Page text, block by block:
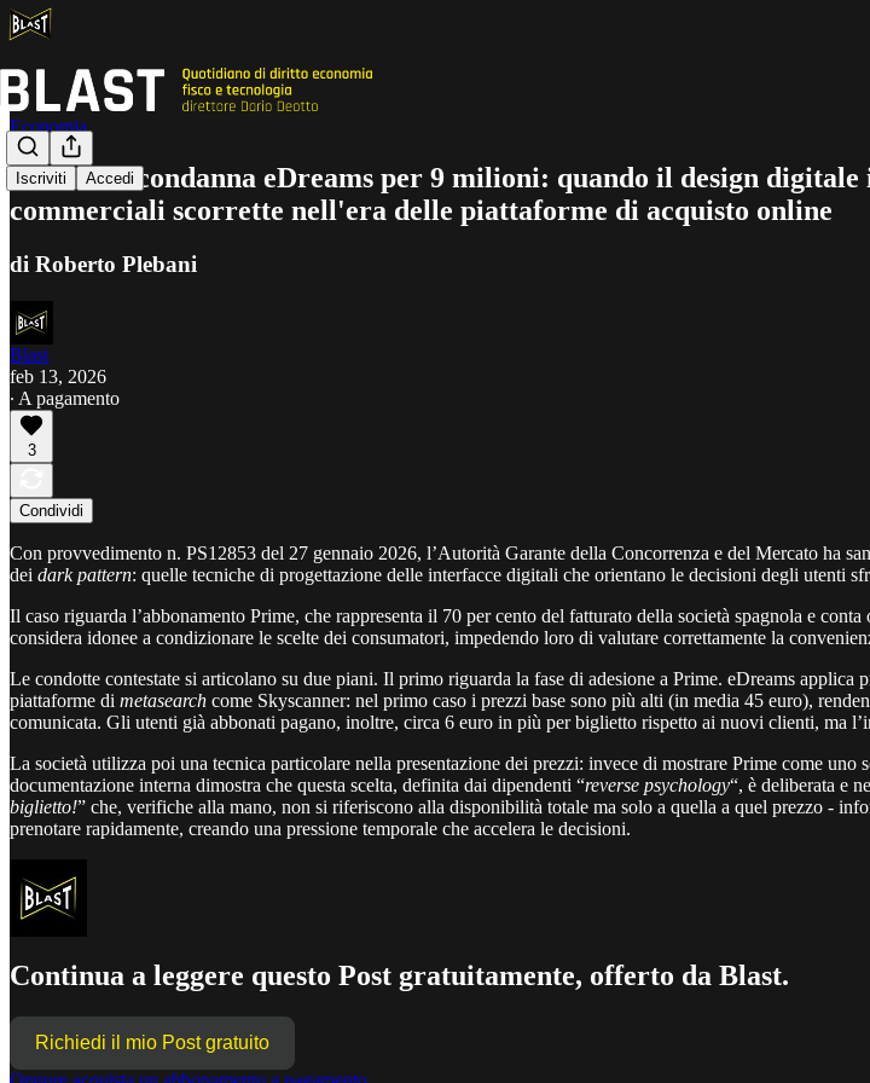
Iscriviti Accedi
Economia
L'AGCM condanna eDreams per 9 milioni: quando il design
commerciali scorrette nell'era delle piattaforme di acquisto online
di Roberto Plebani
Blast
feb 13, 2026
∙ A pagamento
3
Condividi
Con provvedimento n. PS12853 del 27 gennaio 2026, l’Autorità Garante della Concorrenza e del Mercato ha
dei dark pattern: quelle tecniche di progettazione delle interfacce digitali che orientano le decisioni degli utenti
Il caso riguarda l’abbonamento Prime, che rappresenta il 70 per cento del fatturato della società spagnola e
considera idonee a condizionare le scelte dei consumatori, impedendo loro di valutare correttamente la
Le condotte contestate si articolano su due piani. Il primo riguarda la fase di adesione a Prime. eDreams
piattaforme di metasearch come Skyscanner: nel primo caso i prezzi base sono più alti (in media 45 euro),
comunicata. Gli utenti già abbonati pagano, inoltre, circa 6 euro in più per biglietto rispetto ai nuovi clienti, ma
La società utilizza poi una tecnica particolare nella presentazione dei prezzi: invece di mostrare Prime come uno
documentazione interna dimostra che questa scelta, definita dai dipendenti “reverse psychology“, è deliberata e
biglietto!” che, verifiche alla mano, non si riferiscono alla disponibilità totale ma solo a quella a quel prezzo -
prenotare rapidamente, creando una pressione temporale che accelera le decisioni.
Continua a leggere questo Post gratuitamente, offerto da Blast.
Richiedi il mio Post gratuito